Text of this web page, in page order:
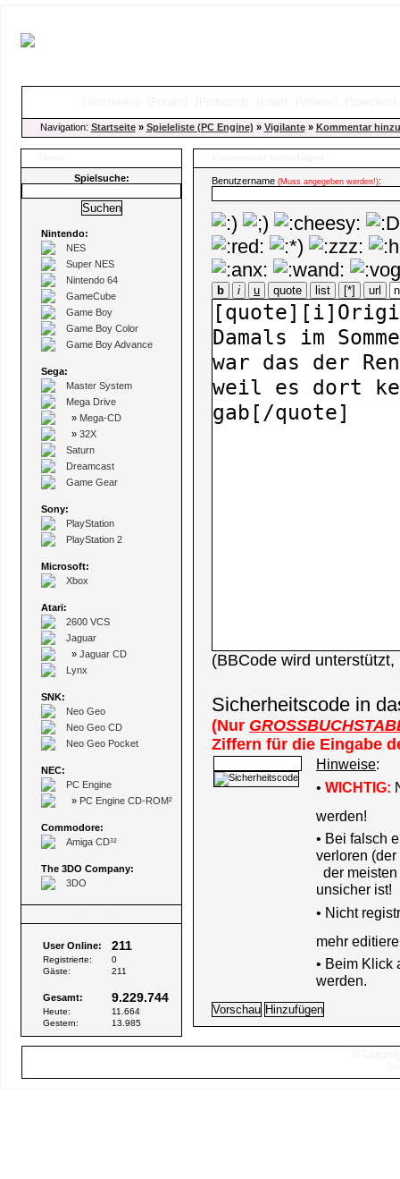
Navigation: Startseite» Spieleliste (PC Engine) » Vigilante» Kommentar
Spielsuche:
Nintendo:
NES
Super NES
Nintendo 64
GameCube
Game Boy
Game Boy Color
Game Boy Advance
Sega:
Master System
Mega Drive
» Mega-CD
» 32X
Saturn
Dreamcast
Game Gear
Sony:
PlayStation
PlayStation 2
Microsoft:
Xbox
Atari:
2600 VCS
Jaguar
» Jaguar CD
Lynx
SNK:
Neo Geo
Neo Geo CD
Neo Geo Pocket
NEC:
PC Engine
» PC Engine CD-ROM²
Commodore:
Amiga CD³²
The 3DO Company:
3DO
User Online: 211
Registrierte:
0
Gäste:
211
Gesamt: 9.229.744
Heute:
11.664
Gestern:
13.985
Benutzername (Muss angegeben werden!):
b i u quote list [*] url
(BBCode wird
Sicherheitscode in
(Nur
Ziffern für die Eingabe
Hinweise:
• WICHTIG:
werden!
• Bei falsch
verloren
der
unsicher ist!
• Nicht
mehr
• Beim Klick
werden.